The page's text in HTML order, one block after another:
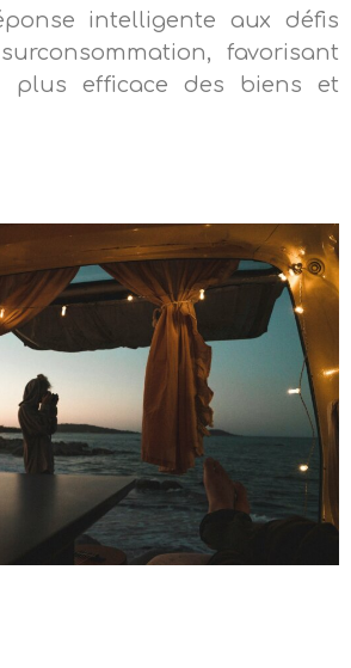
intelligente aux défis
favorisant
plus efficace des biens et